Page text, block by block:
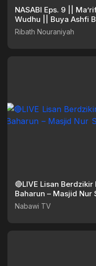
NASABI Eps. 9 ||
Wudhu || Buya Ashfi
Ribath Nouraniyah
🔴LIVE Lisan
Baharun – Masjid Nur
Nabawi TV